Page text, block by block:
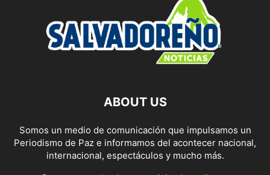
ABOUT US
Somos un medio de comunicación que impulsamos un
Periodismo de Paz e informamos del acontecer nacional,
internacional, espectáculos y mucho más.